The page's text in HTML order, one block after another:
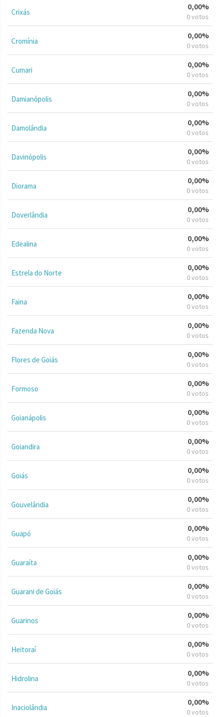
Crixás
0,00%
0 votos
Cromínia
0,00%
0 votos
Cumari
0,00%
0 votos
Damianópolis
0,00%
0 votos
Damolândia
0,00%
0 votos
Davinópolis
0,00%
0 votos
Diorama
0,00%
0 votos
Doverlândia
0,00%
0 votos
Edealina
0,00%
0 votos
Estrela do Norte
0,00%
0 votos
Faina
0,00%
0 votos
Fazenda Nova
0,00%
0 votos
Flores de Goiás
0,00%
0 votos
Formoso
0,00%
0 votos
Goianápolis
0,00%
0 votos
Goiandira
0,00%
0 votos
Goiás
0,00%
0 votos
Gouvelândia
0,00%
0 votos
Guapó
0,00%
0 votos
Guaraíta
0,00%
0 votos
Guarani de Goiás
0,00%
0 votos
Guarinos
0,00%
0 votos
Heitoraí
0,00%
0 votos
Hidrolina
0,00%
0 votos
Inaciolândia
0,00%
0 votos